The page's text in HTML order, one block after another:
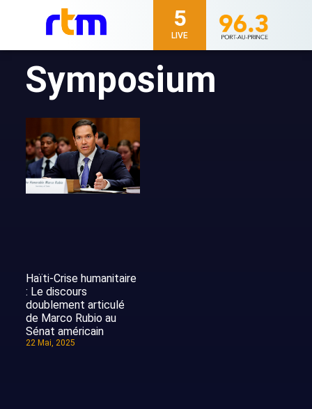
5
LIVE
Symposium
Haïti-Crise humanitaire
: Le discours
doublement articulé
de Marco Rubio au
Sénat américain
22 Mai, 2025